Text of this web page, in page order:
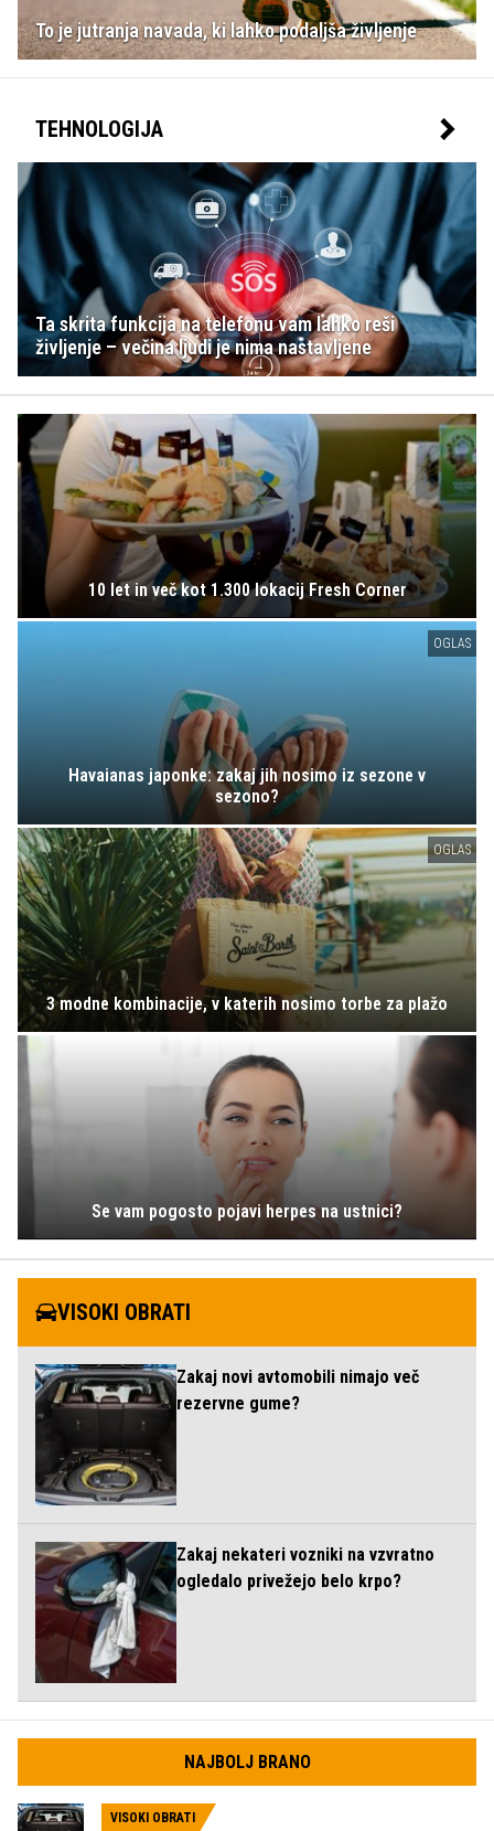
To je jutranja navada, ki lahko podaljša življenje
TEHNOLOGIJA
Ta skrita funkcija na telefonu vam lahko reši
življenje – večina ljudi je nima nastavljene
10 let in več kot 1.300 lokacij Fresh Corner
OGLAS
Havaianas japonke: zakaj jih nosimo iz sezone v
sezono?
OGLAS
3 modne kombinacije, v katerih nosimo torbe za plažo
Se vam pogosto pojavi herpes na ustnici?
VISOKI OBRATI
Zakaj novi avtomobili nimajo več
rezervne gume?
Zakaj nekateri vozniki na vzvratno
ogledalo privežejo belo krpo?
NAJBOLJ BRANO
VISOKI OBRATI